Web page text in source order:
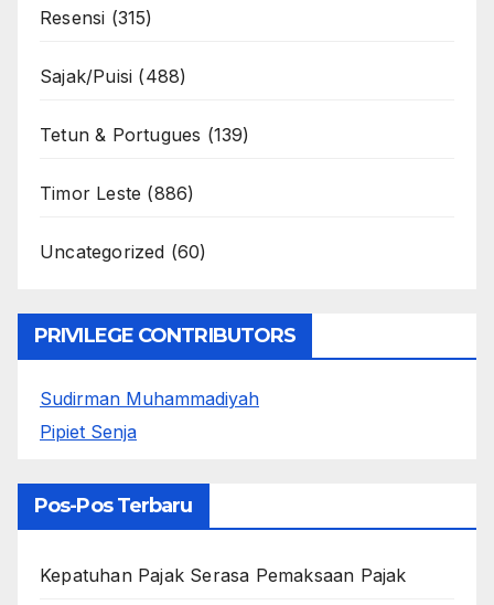
Resensi (315)
Sajak/Puisi (488)
Tetun & Portugues (139)
Timor Leste (886)
Uncategorized (60)
PRIVILEGE CONTRIBUTORS
Sudirman Muhammadiyah
Pipiet Senja
Pos-Pos Terbaru
Kepatuhan Pajak Serasa Pemaksaan Pajak